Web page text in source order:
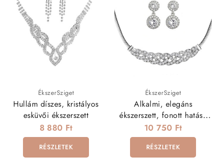
ÉkszerSziget
Hullám díszes, kristályos
esküvői ékszerszett
8 880 Ft
RÉSZLETEK
ÉkszerSziget
Alkalmi, elegáns
ékszerszett, fonott hatású
nyaklánccal
10 750 Ft
RÉSZLETEK